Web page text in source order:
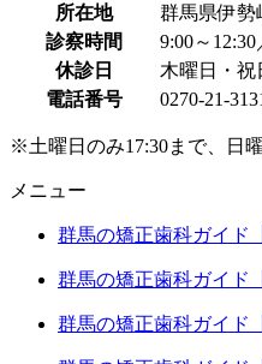
所在地
群馬県伊勢
診察時間
9:00～12:30
休診日
木曜日・祝
電話番号
0270-21-
※土曜日のみ17:30まで、日
メニュー
群馬の矯正歯科ガイド
群馬の矯正歯科ガイド
群馬の矯正歯科ガイド